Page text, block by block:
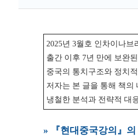
2025년 3월호 인차이나
출간 이후 7년 만에 보완
중국의 통치구조와 정치
저자는 본 글을 통해 책의
냉철한 분석과 전략적 대
» 『현대중국강의』